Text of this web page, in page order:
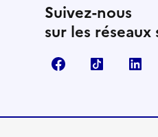
Suivez-nous
sur les réseaux
FacebookTikTok